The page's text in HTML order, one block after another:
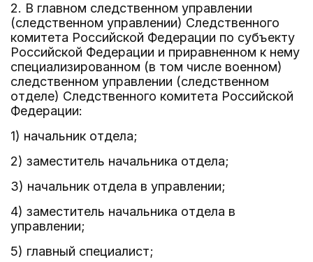
2. В главном следственном управлении
(следственном управлении) Следственного
комитета Российской Федерации по субъекту
Российской Федерации и приравненном к нему
специализированном (в том числе военном)
следственном управлении (следственном
отделе) Следственного комитета Российской
Федерации:
1) начальник отдела;
2) заместитель начальника отдела;
3) начальник отдела в управлении;
4) заместитель начальника отдела в
управлении;
5) главный специалист;